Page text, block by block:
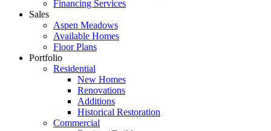
Financing Services
Sales
Aspen Meadows
Available Homes
Floor Plans
Portfolio
Residential
New Homes
Renovations
Additions
Historical Restoration
Commercial